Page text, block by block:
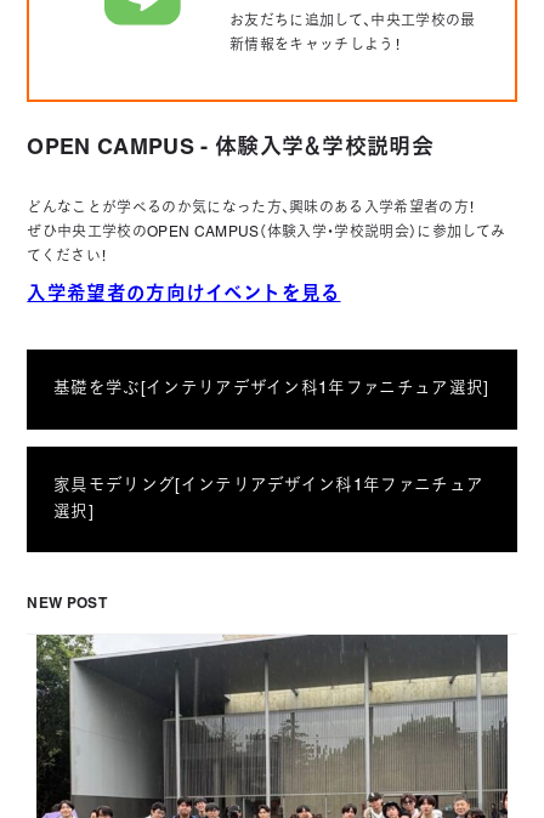
お友だちに追加して、中央工学校の最
新情報をキャッチしよう！
OPEN CAMPUS - 体験入学＆学校説明会
どんなことが学べるのか気になった方、興味のある入学希望者の方！
ぜひ中央工学校のOPEN CAMPUS（体験入学・学校説明会）に参加してみ
てください！
入学希望者の方向けイベントを見る
基礎を学ぶ[インテリアデザイン科1年ファニチュア選択]
家具モデリング[インテリアデザイン科1年ファニチュア
選択]
NEW POST